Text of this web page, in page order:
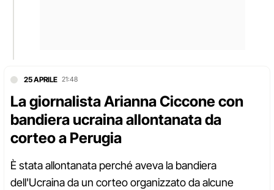
25 APRILE 21:48
La giornalista Arianna Ciccone con
bandiera ucraina allontanata da
corteo a Perugia
È stata allontanata perché aveva la bandiera
dell'Ucraina da un corteo organizzato da alcune